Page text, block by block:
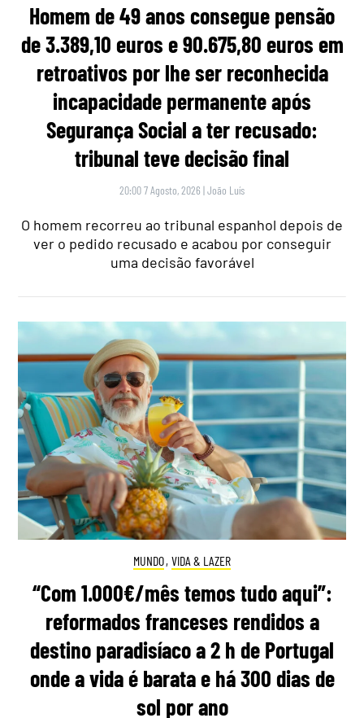
Homem de 49 anos consegue pensão
de 3.389,10 euros e 90.675,80 euros em
retroativos por lhe ser reconhecida
incapacidade permanente após
Segurança Social a ter recusado:
tribunal teve decisão final
20:00 7 Agosto, 2026 |João Luís
O homem recorreu ao tribunal espanhol depois de
ver o pedido recusado e acabou por conseguir
uma decisão favorável
MUNDO, VIDA & LAZER
“Com 1.000€/mês temos tudo aqui”:
reformados franceses rendidos a
destino paradisíaco a 2 h de Portugal
onde a vida é barata e há 300 dias de
sol por ano